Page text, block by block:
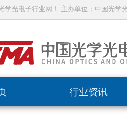
学光电子行业网！ 主办单位：中国光学
行业资讯